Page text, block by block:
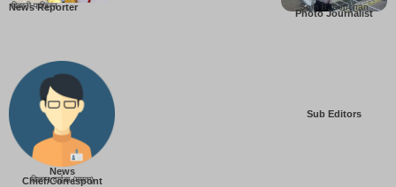
News Reporter
बिहानी पाख्रिन
Photo Journalist
Som B. Lopchan
News
Chief/Correspont
बिज्ञान वाईबा (ममता)
Sub Editors